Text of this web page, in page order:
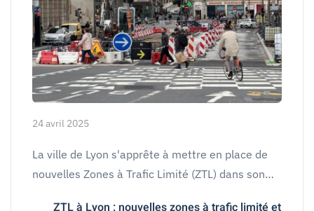
24 avril 2025
La ville de Lyon s'apprête à mettre en place de
nouvelles Zones à Trafic Limité (ZTL) dans son…